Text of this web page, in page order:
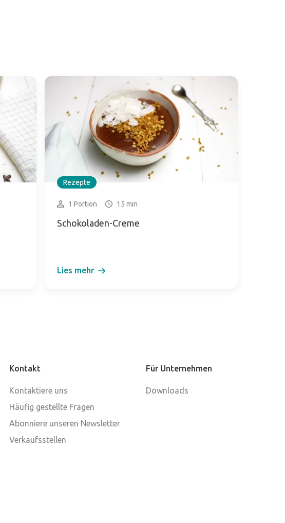
Rezepte
1 Portion 15 min
Schokoladen-Creme
Lies mehr
Kontakt
Kontaktiere uns
Häufig gestellte Fragen
Abonniere unseren Newsletter
Verkaufsstellen
Für Unternehmen
Downloads